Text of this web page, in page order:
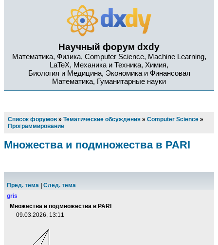
Научный форум dxdy
Математика, Физика, Computer Science, Machine Learning,
LaTeX, Механика и Техника, Химия,
Биология и Медицина, Экономика и Финансовая
Математика, Гуманитарные науки
Список форумов » Тематические обсуждения » Computer Science »
Программирование
Множества и подмножества в PARI
Пред. тема
След. тема
gris
Множества и подмножества в PARI
09.03.2026, 13:11